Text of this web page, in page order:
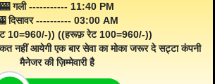
🎰 गली ----------- 11:40 PM
दिसावर ---------- 03:00 AM
10=960/-)) ((हरूफ़ रेट 100=960/-))
नहीं आयेगी एक बार सेवा का मोका जरूर दे सट्टा कंपनी
मैनेजर की ज़िम्मेवारी है